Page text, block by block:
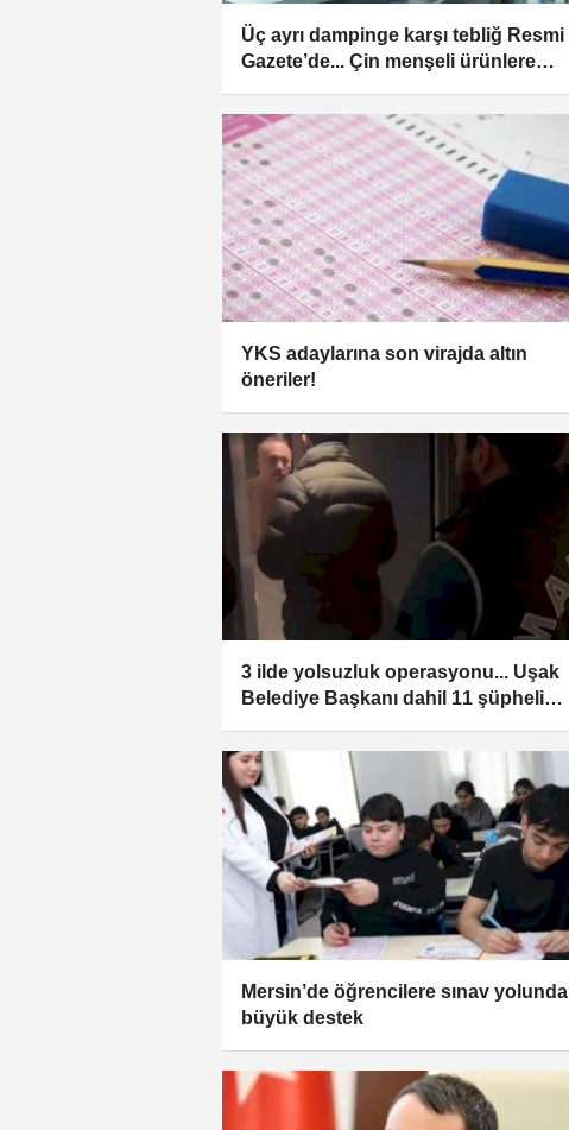
Üç ayrı dampinge karşı tebliğ Resmi
Gazete’de... Çin menşeli ürünlere
YKS adaylarına son virajda altın
öneriler!
3 ilde yolsuzluk operasyonu... Uşak
Belediye Başkanı dahil 11 şüpheli
Mersin’de öğrencilere sınav yolunda
büyük destek